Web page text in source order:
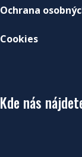
Ochrana
Cookies
Kde nás